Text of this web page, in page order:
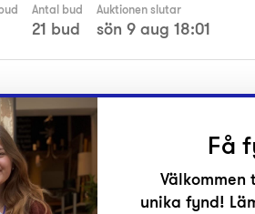
Antal bud
21 bud
Auktionen slutar
sön 9 aug 18:01
Få
unika fynd!